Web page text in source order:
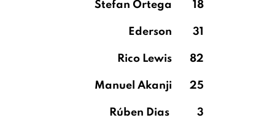
Stefan Ortega 18
Ederson 31
Rico Lewis 82
Manuel Akanji 25
Rúben Dias 3